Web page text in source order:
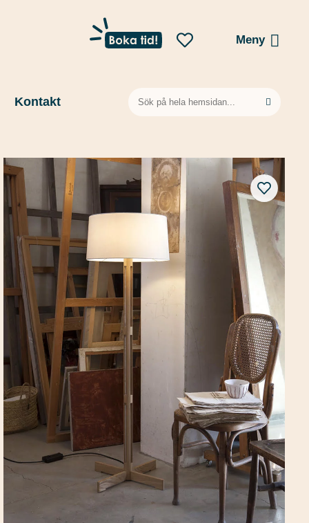
Meny
Kontakt
efter: